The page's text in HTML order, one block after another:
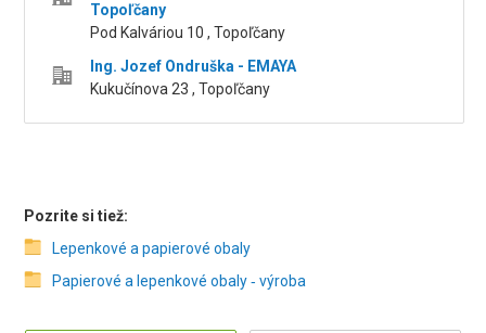
Topoľčany
Pod Kalváriou 10 , Topoľčany
Ing. Jozef Ondruška - EMAYA
Kukučínova 23 , Topoľčany
Pozrite si tiež:
Lepenkové a papierové obaly
Papierové a lepenkové obaly ‑ výroba